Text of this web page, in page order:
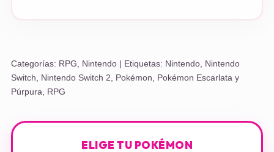
Categorías: RPG Nintendo| Etiquetas: Nintendo, Nintendo
Switch
Nintendo Switch 2 Pokémon
Pokémon Escarlata y
Púrpura
RPG
ELIGE TU POKÉMON